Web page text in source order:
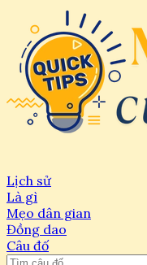
Lịch sử
Là gì
Mẹo dân gian
Đồng dao
Câu đố